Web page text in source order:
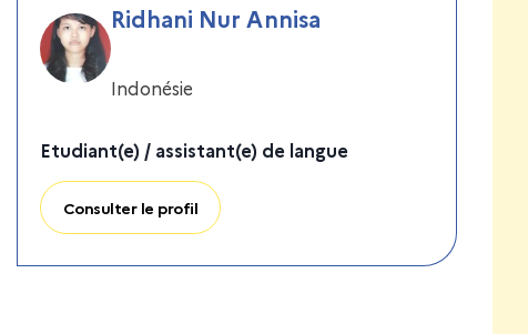
Ridhani Nur Annisa
Indonésie
Etudiant(e) / assistant(e) de langue
Consulter le profil